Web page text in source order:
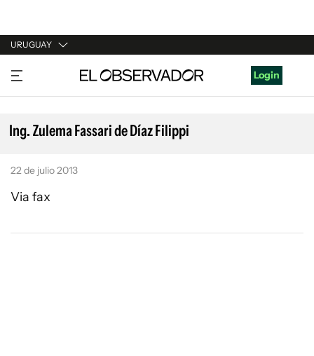
URUGUAY
URUGUAY
ARGENTINA
ESPAÑA
Login
Ing. Zulema Fassari de Díaz Filippi
22 de julio 2013
Via fax